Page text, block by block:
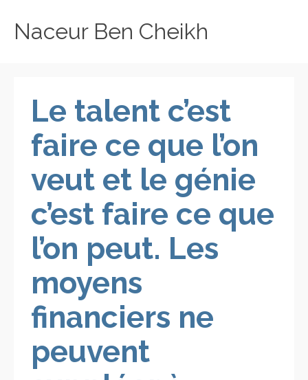
Naceur Ben Cheikh
Le talent c’est
faire ce que l’on
veut et le génie
c’est faire ce que
l’on peut. Les
moyens
financiers ne
peuvent